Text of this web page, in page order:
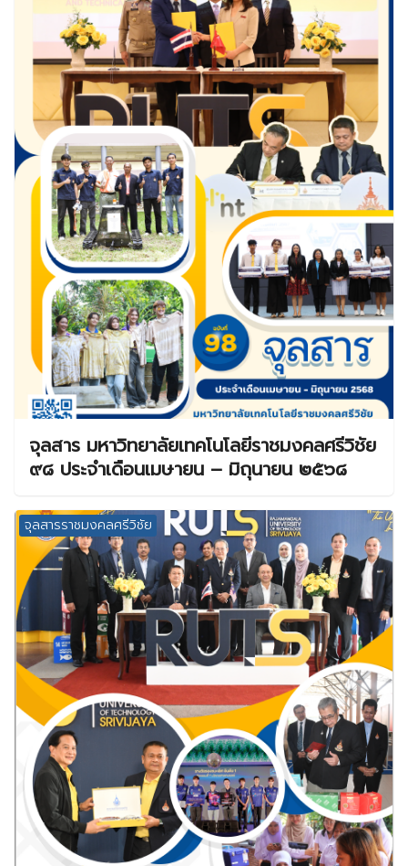
จุลสาร มหาวิทยาลัยเทคโนโลยีราชมงคลศรีวิชัย
๙๘ ประจำเดือนเมษายน – มิถุนายน ๒๕๖๘
จุลสารราชมงคลศรีวิชัย